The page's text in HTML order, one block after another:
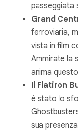
passeggiata
Grand
ferroviaria,
vista in film
Ammirate la
anima
Il Flatiron
è stato lo
sua